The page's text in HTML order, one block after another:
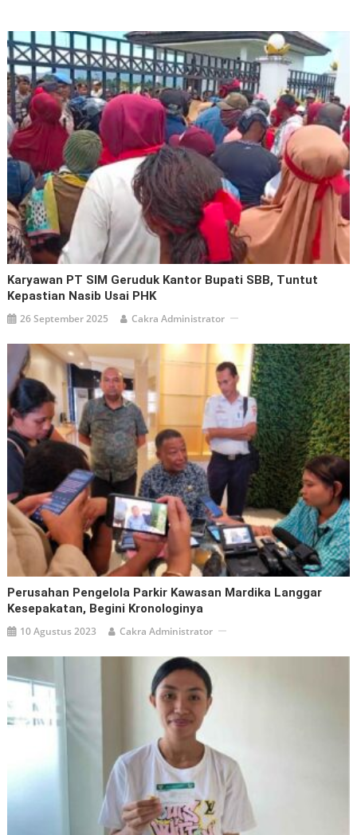
Karyawan PT SIM Geruduk Kantor Bupati SBB, Tuntut
Kepastian Nasib Usai PHK
26 September 2025 Cakra Administrator
Perusahan Pengelola Parkir Kawasan Mardika Langgar
Kesepakatan, Begini Kronologinya
10 Agustus 2023 Cakra Administrator